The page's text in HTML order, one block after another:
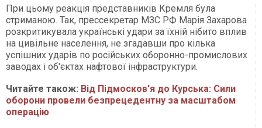
При цьому реакція представників Кремля була
стриманою. Так, прессекретар МЗС РФ Марія Захарова
розкритикувала українські удари за їхній нібито вплив
на цивільне населення, не згадавши про кілька
успішних ударів по російських оборонно-промислових
заводах і об'єктах нафтової інфраструктури.
Читайте також: Від Підмосков'я до Курська: Сили
оборони провели безпрецедентну за масштабом
операцію